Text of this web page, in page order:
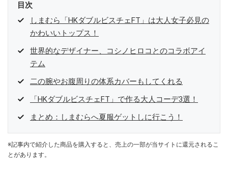
目次
しまむら「HKダブルビスチェFT」は大人女子必見の
かわいいトップス！
世界的なデザイナー、コシノヒロコとのコラボアイ
テム
二の腕やお腹周りの体系カバーもしてくれる
「HKダブルビスチェFT」で作る大人コーデ3選！
まとめ：しまむらへ夏服ゲットしに行こう！
※記事内で紹介した商品を購入すると、売上の一部が当サイトに還元されるこ
とがあります。